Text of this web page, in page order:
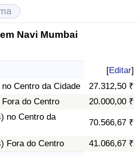
Navi Mumbai
[Editar]
Centro da Cidade
27.312,50 ₹
do Centro
20.000,00 ₹
no Centro da
70.566,67 ₹
Fora do Centro 41.066,67 ₹
Vida (Atual)
Vida
Vida Por País
Imóveis (Atual)
Imóveis
Imóveis por País
de Vida
de Vida (Atual)
vida por país